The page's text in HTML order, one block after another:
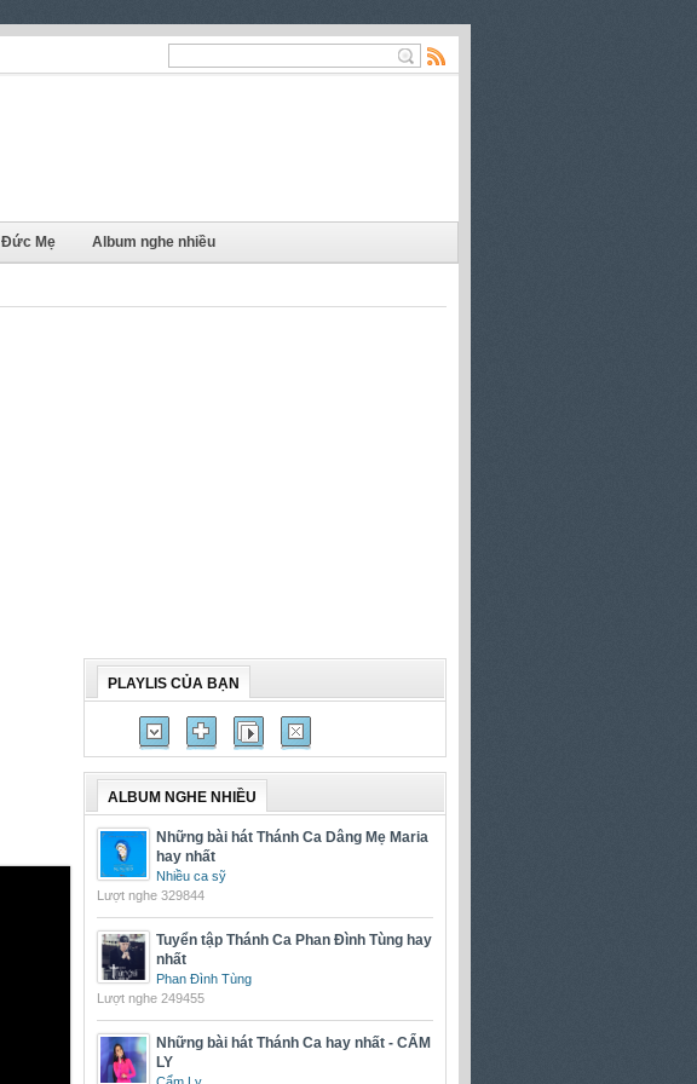
Đức Mẹ Album nghe nhiều
PLAYLIS CỦA BẠN
ALBUM NGHE NHIỀU
Những bài hát Thánh Ca Dâng Mẹ Maria
hay nhất
Nhiều ca sỹ
Lượt nghe 329844
Tuyển tập Thánh Ca Phan Đình Tùng hay
nhất
Phan Đình Tùng
Lượt nghe 249455
Những bài hát Thánh Ca hay nhất - CẨM
LY